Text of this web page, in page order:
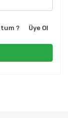
Üye Ol
?